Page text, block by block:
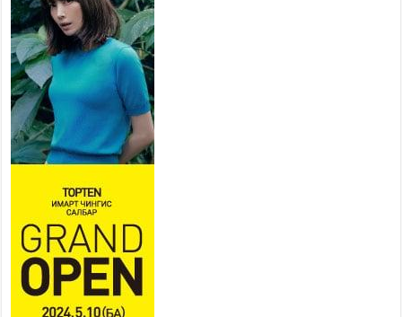
2026 оны 7 сар 22 / 9 цаг 28 минут
Б.Пүрэвдагва: “Урт цагаан”-ыг
залуучууд чөлөөт цагаа
өнгөрүүлдэг, жуулчид зорьж
ирдэг цэг болгоно
2026 оны 7 сар 21 / 16 цаг 47 минут
Тусгай замын автобус /BRT/ төслийн удирдах
хорооны ээлжит хуралдаан боллоо
Ерөнхий сайд Н.Учрал БНХАУ-аас Монгол Улсад
суугаа Элчин сайд Шэнь Миньжюанийг хүлээн
авч уулзав
2026 оны 7 сар 21 / 16 цаг 39 минут
БҮГД НАЙРАМДАХ ТАЖИКИСТАН УЛСТАЙ
ЭДИЙН ЗАСГИЙН ХАМТЫН АЖИЛЛАГААГ
ӨРГӨЖҮҮЛНЭ